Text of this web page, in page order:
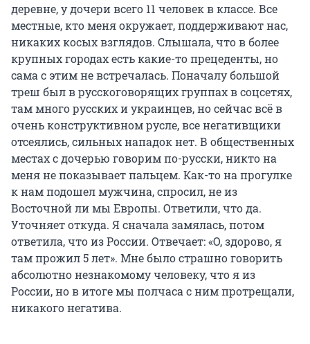
деревне, у дочери всего 11 человек в классе. Все
местные, кто меня окружает, поддерживают нас,
никаких косых взглядов. Слышала, что в более
крупных городах есть какие-то прецеденты, но
сама с этим не встречалась. Поначалу большой
треш был в русскоговорящих группах в соцсетях,
там много русских и украинцев, но сейчас всё в
очень конструктивном русле, все негативщики
отсеялись, сильных нападок нет. В общественных
местах с дочерью говорим по-русски, никто на
меня не показывает пальцем. Как-то на прогулке
к нам подошел мужчина, спросил, не из
Восточной ли мы Европы. Ответили, что да.
Уточняет откуда. Я сначала замялась, потом
ответила, что из России. Отвечает: «О, здорово, я
там прожил 5 лет». Мне было страшно говорить
абсолютно незнакомому человеку, что я из
России, но в итоге мы полчаса с ним протрещали,
никакого негатива.